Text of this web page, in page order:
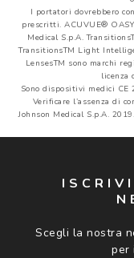
I portatori dovrebbero
prescritti. ACUVUE®
Medical S.p.A.
TransitionsTM Light
LensesTM sono marchi
licenza
Sono dispositivi medici CE
Verificare l’assenza di
Johnson Medical S.p.A.
Scegli la nostra
per